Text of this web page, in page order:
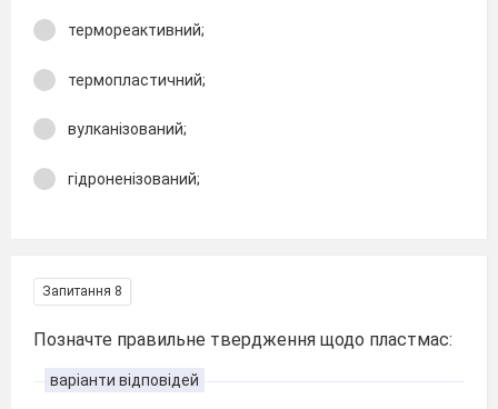
термореактивний;
термопластичний;
вулканізований;
гідроненізований;
Запитання 8
Позначте правильне твердження щодо пластмас:
варіанти відповідей